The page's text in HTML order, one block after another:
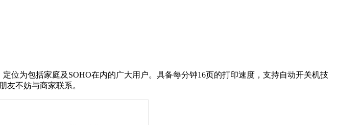
位为包括家庭及SOHO在内的广大用户。具备每分钟16页的打印速度，支持自动开关机技
友不妨与商家联系。